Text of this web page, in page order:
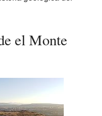
el Monte